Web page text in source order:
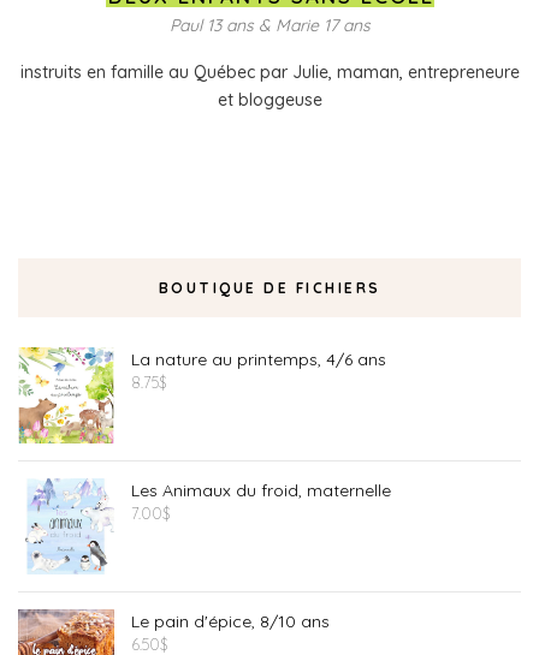
Paul 13 ans & Marie 17 ans
instruits en famille au Québec par Julie, maman, entrepreneure
et bloggeuse
BOUTIQUE DE FICHIERS
La nature au printemps, 4/6 ans
8.75$
Les Animaux du froid, maternelle
7.00$
Le pain d'épice, 8/10 ans
6.50$